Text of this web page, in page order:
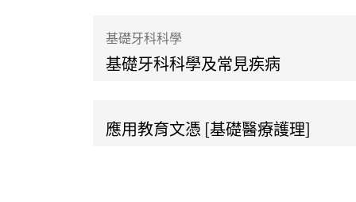
基礎牙科科學
基礎牙科科學及常見疾病
應用教育文憑 [基礎醫療護理]